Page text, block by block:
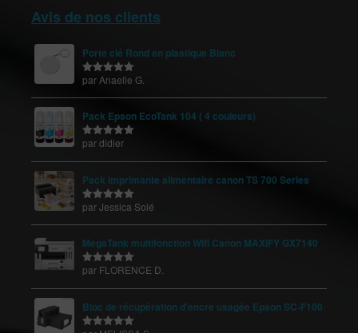
Avis de nos clients
Porte clé Rond en plastique Blanc
Note5sur
par Anaelle G.
Pack Epson EcoTank 104 ( 4 couleurs)
Note 5sur
par didier
Pack imprimante alimentaire canon TS 700 Series
Note5sur
par Jessica Solé
MegaTank multifonction Wifi Canon MAXIFY GX7140
Note 5sur
par FLORENCE D.
Bloc de récupération d'encre usagée Epson SC-F100